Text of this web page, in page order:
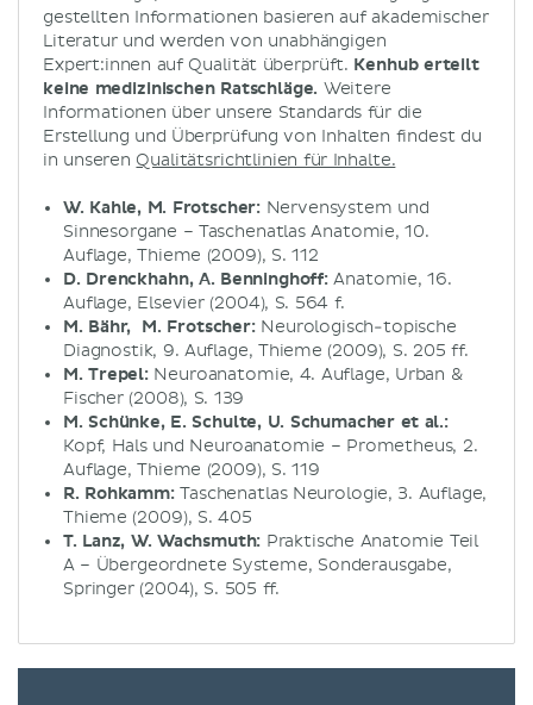
gestellten Informationen basieren auf akademischer
Literatur und werden von unabhängigen
Expert:innen auf Qualität überprüft. Kenhub erteilt
keine medizinischen Ratschläge. Weitere
Informationen über unsere Standards für die
Erstellung und Überprüfung von Inhalten findest du
in unseren Qualitätsrichtlinien für Inhalte.
W. Kahle, M. Frotscher: Nervensystem und
Sinnesorgane – Taschenatlas Anatomie, 10.
Auflage, Thieme (2009), S. 112
D. Drenckhahn, A. Benninghoff:Anatomie, 16.
Auflage, Elsevier (2004), S. 564 f.
M. Bähr, M. Frotscher: Neurologisch-topische
Diagnostik, 9. Auflage, Thieme (2009), S. 205 ff.
M. Trepel: Neuroanatomie, 4. Auflage, Urban &
Fischer (2008), S. 139
M. Schünke, E. Schulte, U. Schumacher et al.:
Kopf, Hals und Neuroanatomie – Prometheus, 2.
Auflage, Thieme (2009), S. 119
R. Rohkamm:Taschenatlas Neurologie, 3. Auflage,
Thieme (2009), S. 405
T. Lanz, W. Wachsmuth: Praktische Anatomie Teil
A – Übergeordnete Systeme, Sonderausgabe,
Springer (2004), S. 505 ff.